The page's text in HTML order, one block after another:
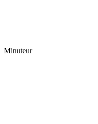
Minuteur